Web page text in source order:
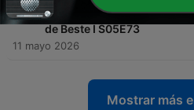
467 - Niet goed, wel leuk I Ft.
de Beste I S05E73
11 mayo 2026
Mostrar más